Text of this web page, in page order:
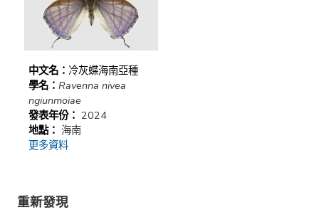
中文名： 冷灰蝶海南亞種
學名： Ravenna nivea
ngiunmoiae
發表年份： 2024
地點： 海南
更多資料
重新發現